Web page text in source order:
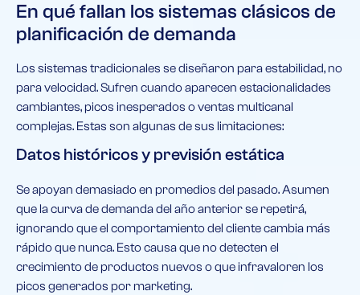
En qué fallan los sistemas clásicos de
planificación de demanda
Los sistemas tradicionales se diseñaron para estabilidad, no
para velocidad. Sufren cuando aparecen estacionalidades
cambiantes, picos inesperados o ventas multicanal
complejas. Estas son algunas de sus limitaciones:
Datos históricos y previsión estática
Se apoyan demasiado en promedios del pasado. Asumen
que la curva de demanda del año anterior se repetirá,
ignorando que el comportamiento del cliente cambia más
rápido que nunca. Esto causa que no detecten el
crecimiento de productos nuevos o que infravaloren los
picos generados por marketing.